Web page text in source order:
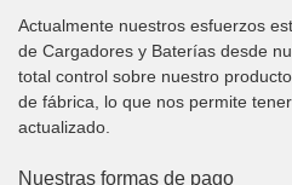
Actualmente nuestros esfuerzos
de Cargadores y Baterías desde
total control sobre nuestro
de fábrica, lo que nos permite
actualizado.
Nuestras formas de pago